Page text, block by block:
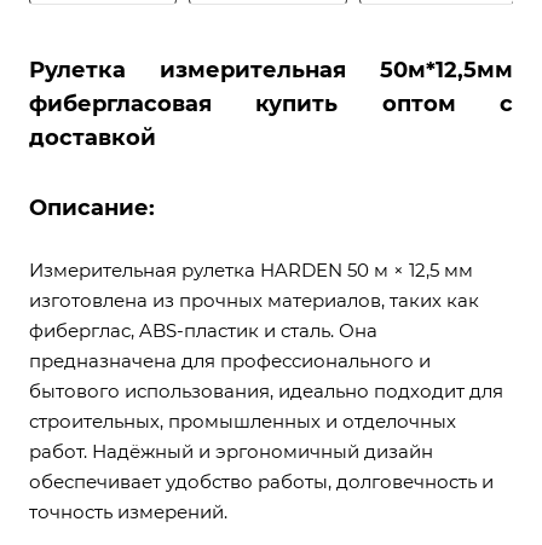
Рулетка измерительная 50м*12,5мм
фибергласовая купить оптом с
доставкой
Описание:
Измерительная рулетка HARDEN 50 м × 12,5 мм
изготовлена из прочных материалов, таких как
фиберглас, ABS-пластик и сталь. Она
предназначена для профессионального и
бытового использования, идеально подходит для
строительных, промышленных и отделочных
работ. Надёжный и эргономичный дизайн
обеспечивает удобство работы, долговечность и
точность измерений.